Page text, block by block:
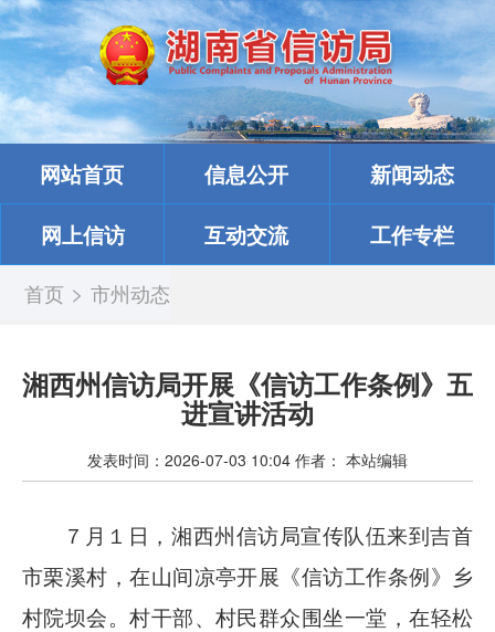
网站首页 信息公开
新闻动态
网上信访
互动交流 工作专栏
首页 > 市州动态
湘西州信访局开展《信访工作条例》五
进宣讲活动
发表时间： 2026-07-03 10:04 作者： 本站编辑
７月１日，湘西州信访局宣传队伍来到吉首
市栗溪村，在山间凉亭开展《信访工作条例》乡
村院坝会。村干部、村民群众围坐一堂，在轻松